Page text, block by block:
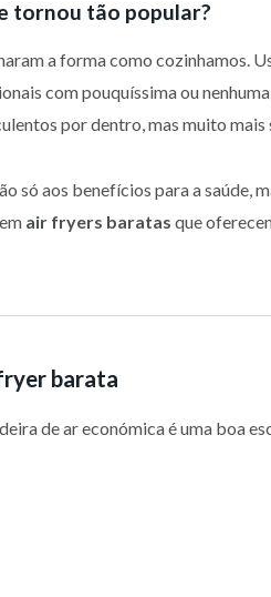
tornou tão popular?
a forma como cozinhamos.
com pouquíssima ou
por dentro, mas muito mais
só aos benefícios para a saúde,
air fryers baratas que
barata
de ar económica é uma boa